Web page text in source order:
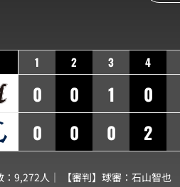
1 2 3 4
0 0 1 0
0
0 0 2
：9,272人｜ 【審判】球審： 石山智也